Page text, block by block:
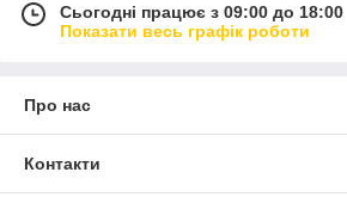
Сьогодні працює з 09:00 до 18:00
Показати весь графік роботи
Про нас
Контакти